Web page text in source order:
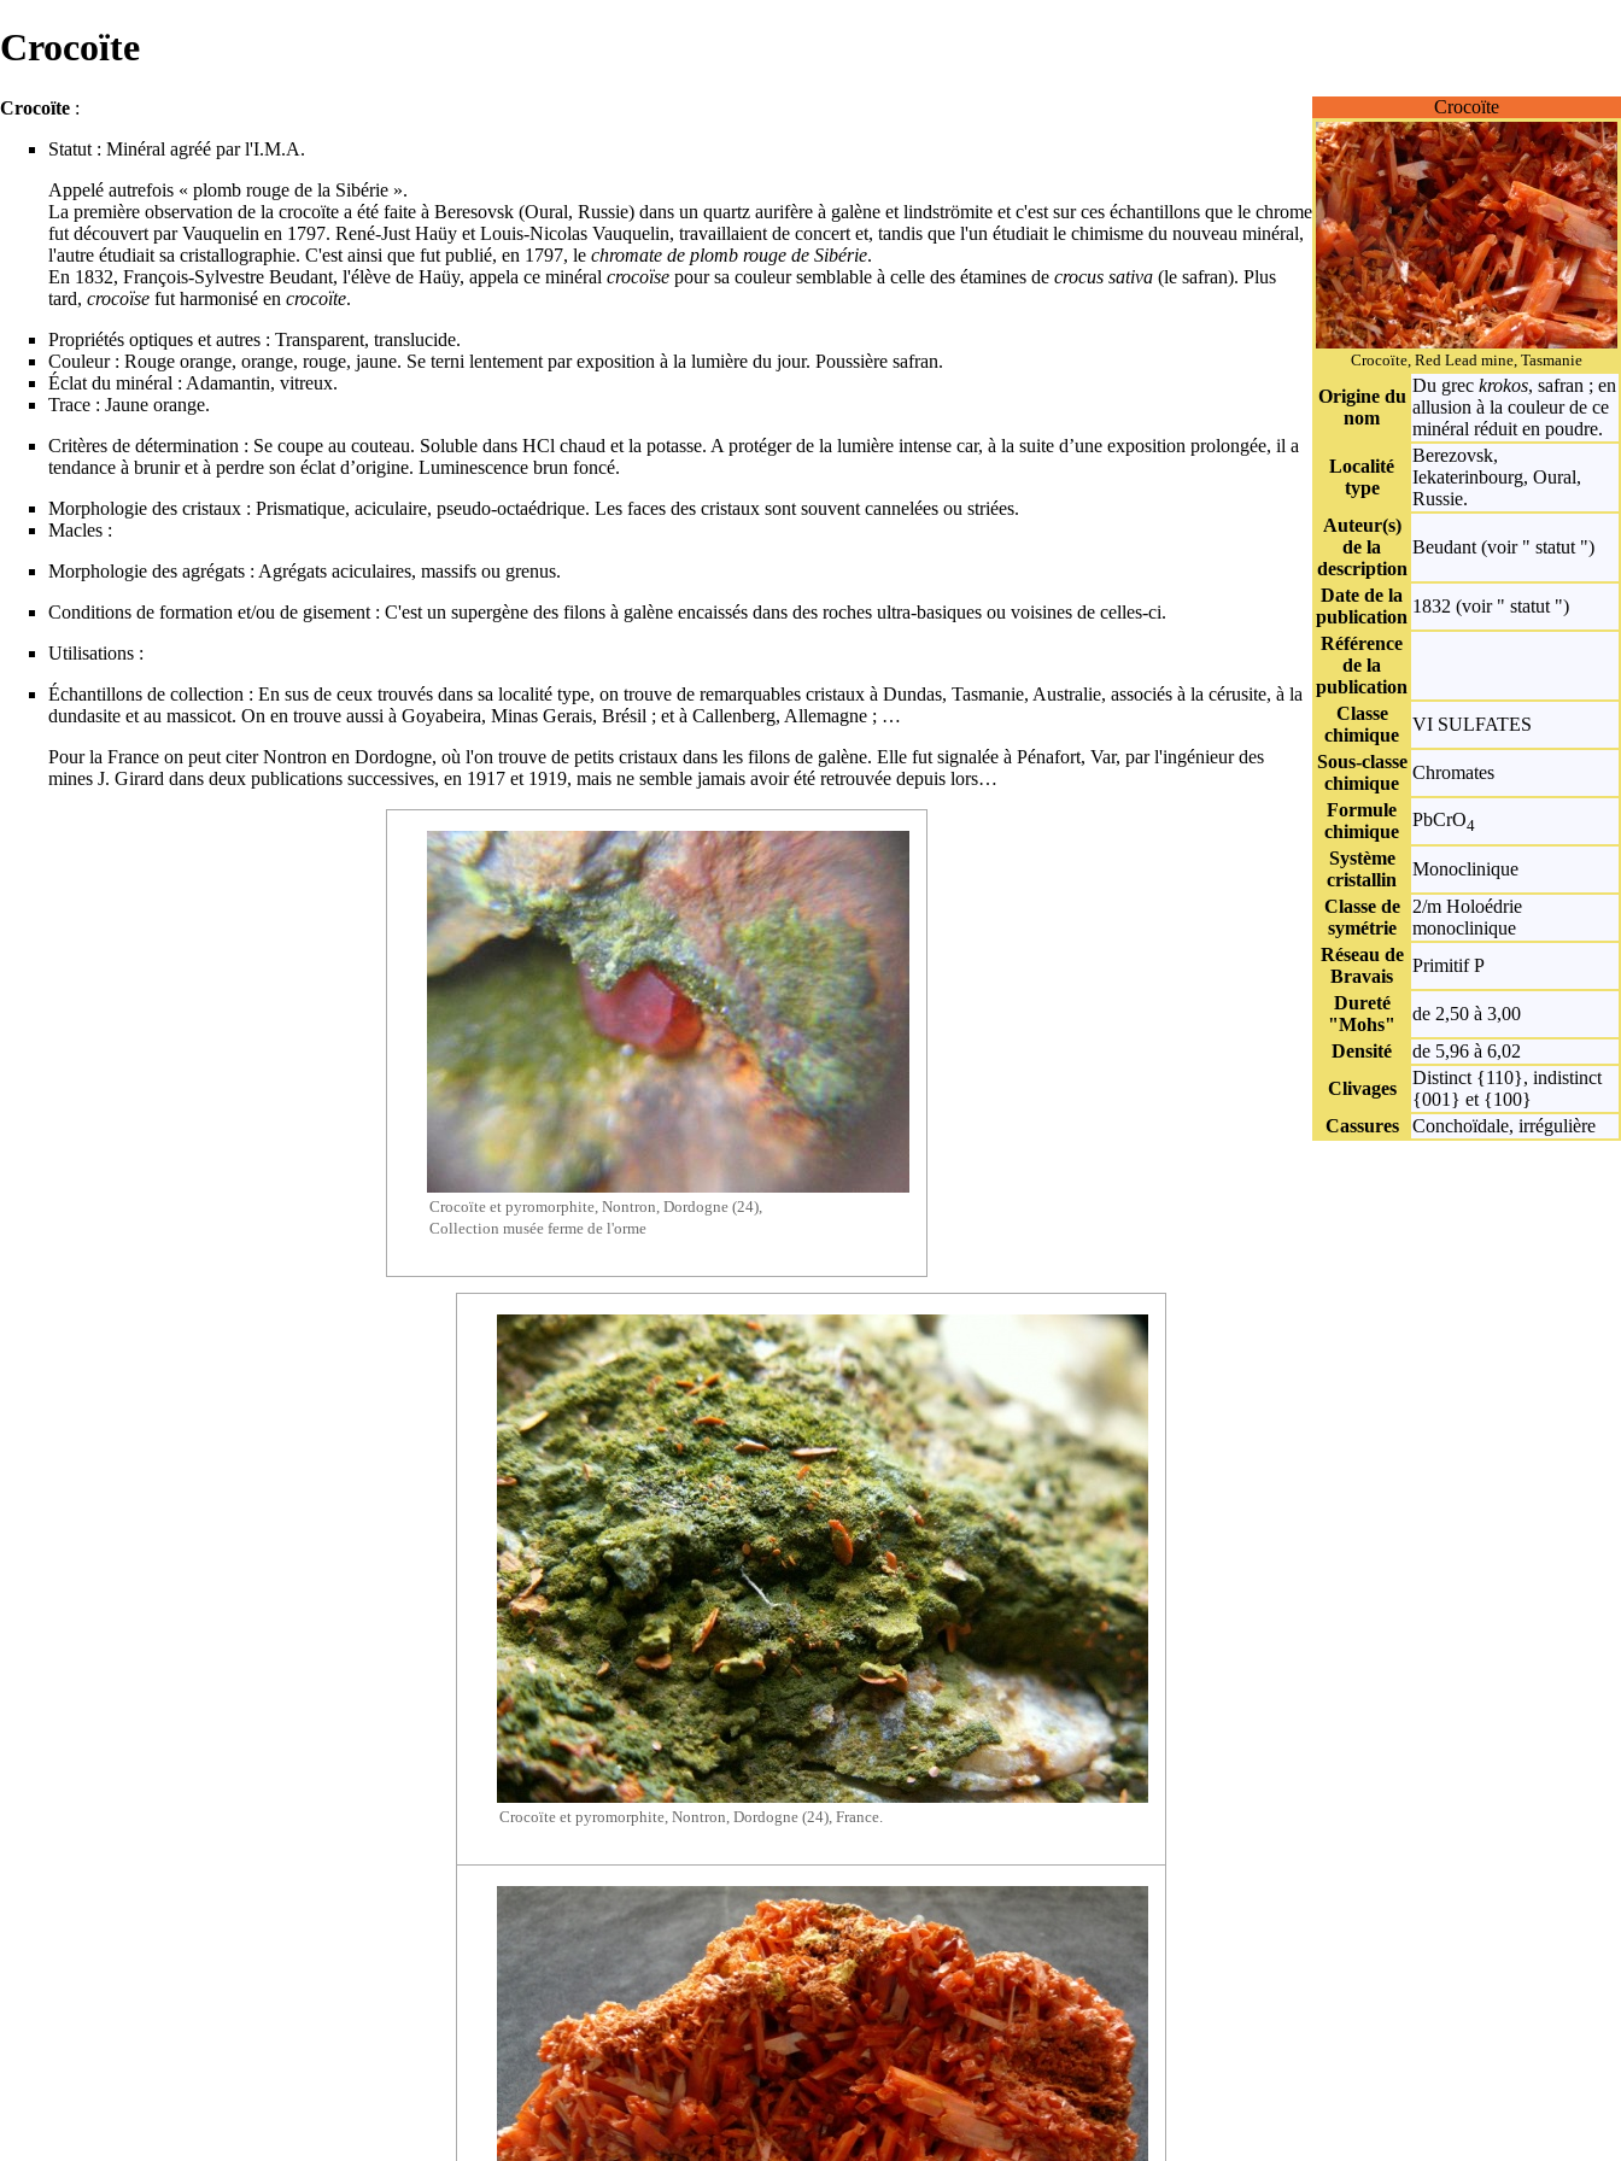
Crocoïte
Crocoïte
Crocoïte, Red Lead mine, Tasmanie
Origine du
nom
Du grec krokos, safran ; en
allusion à la couleur de ce
minéral réduit en poudre.
Localité
type
Berezovsk,
Iekaterinbourg, Oural,
Russie.
Auteur(s)
de la
description
Beudant (voir " statut ")
Date de la
publication
1832 (voir " statut ")
Référence
de la
publication
Classe
chimique
VI SULFATES
Sous-classe
chimique
Chromates
Formule
chimique
PbCrO4
Système
cristallin
Monoclinique
Classe de
symétrie
2/m Holoédrie
monoclinique
Réseau de
Bravais
Primitif P
Dureté
"Mohs"
de 2,50 à 3,00
Densité
de 5,96 à 6,02
Clivages
Distinct {110}, indistinct
{001} et {100}
Cassures
Conchoïdale, irrégulière
Crocoïte :
Statut : Minéral agréé par l'I.M.A.
Appelé autrefois « plomb rouge de la Sibérie ».
La première observation de la crocoïte a été faite à Beresovsk (Oural, Russie) dans un quartz aurifère à galène et lindströmite et c'est sur ces échantillons que le chrome
fut découvert par Vauquelin en 1797. René-Just Haüy et Louis-Nicolas Vauquelin, travaillaient de concert et, tandis que l'un étudiait le chimisme du nouveau minéral,
l'autre étudiait sa cristallographie. C'est ainsi que fut publié, en 1797, le chromate de plomb rouge de Sibérie.
En 1832, François-Sylvestre Beudant, l'élève de Haüy, appela ce minéral crocoïse pour sa couleur semblable à celle des étamines de crocus sativa (le safran). Plus
tard, crocoïse fut harmonisé en crocoïte.
Propriétés optiques et autres : Transparent, translucide.
Couleur : Rouge orange, orange, rouge, jaune. Se terni lentement par exposition à la lumière du jour. Poussière safran.
Éclat du minéral : Adamantin, vitreux.
Trace : Jaune orange.
Critères de détermination : Se coupe au couteau. Soluble dans HCl chaud et la potasse. A protéger de la lumière intense car, à la suite d’une exposition prolongée, il a
tendance à brunir et à perdre son éclat d’origine. Luminescence brun foncé.
Morphologie des cristaux : Prismatique, aciculaire, pseudo-octaédrique. Les faces des cristaux sont souvent cannelées ou striées.
Macles :
Morphologie des agrégats : Agrégats aciculaires, massifs ou grenus.
Conditions de formation et/ou de gisement : C'est un supergène des filons à galène encaissés dans des roches ultra-basiques ou voisines de celles-ci.
Utilisations :
Échantillons de collection : En sus de ceux trouvés dans sa localité type, on trouve de remarquables cristaux à Dundas, Tasmanie, Australie, associés à la cérusite, à la
dundasite et au massicot. On en trouve aussi à Goyabeira, Minas Gerais, Brésil ; et à Callenberg, Allemagne ; …
Pour la France on peut citerNontron en Dordogne, où l'on trouve de petits cristaux dans les filons de galène. Elle fut signalée à Pénafort, Var, par l'ingénieur des
mines J. Girard dans deux publications successives, en 1917 et 1919, mais ne semble jamais avoir été retrouvée depuis lors…
Crocoïte et pyromorphite, Nontron , Dordogne (24),
Collection musée ferme de l'orme
Crocoïte et pyromorphite, Nontron , Dordogne (24), France.